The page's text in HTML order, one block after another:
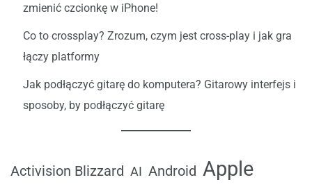
zmienić czcionkę w iPhone!
Co to crossplay? Zrozum, czym jest cross-play i jak gra
łączy platformy
Jak podłączyć gitarę do komputera? Gitarowy interfejs i
sposoby, by podłączyć gitarę
Activision Blizzard AI Android Apple